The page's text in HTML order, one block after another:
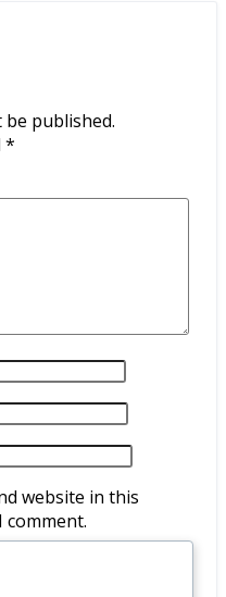
published.
*
website in this